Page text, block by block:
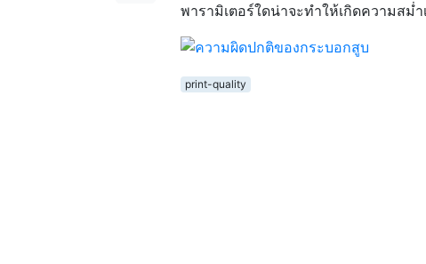
พารามิเตอร์ใดน่าจะทำให้เกิดความสม่
print-quality